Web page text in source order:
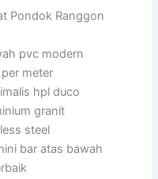
Pondok Ranggon
pvc modern
meter
hpl duco
granit
steel
bar atas bawah